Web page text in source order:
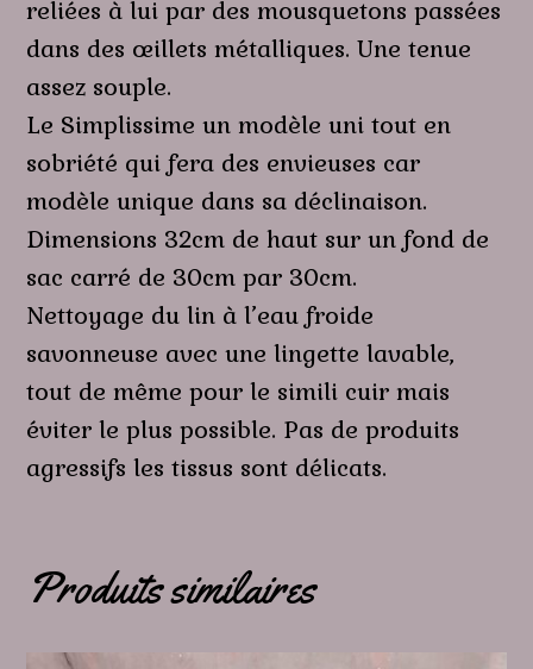
reliées à lui par des mousquetons passées
dans des œillets métalliques. Une tenue
assez souple.
Le Simplissime un modèle uni tout en
sobriété qui fera des envieuses car
modèle unique dans sa déclinaison.
Dimensions 32cm de haut sur un fond de
sac carré de 30cm par 30cm.
Nettoyage du lin à l’eau froide
savonneuse avec une lingette lavable,
tout de même pour le simili cuir mais
éviter le plus possible. Pas de produits
agressifs les tissus sont délicats.
Produits similaires